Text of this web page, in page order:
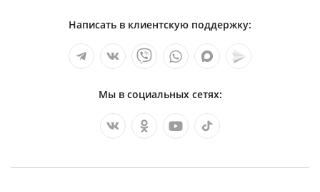
Написать в клиентскую поддержку:
Мы в социальных сетях: